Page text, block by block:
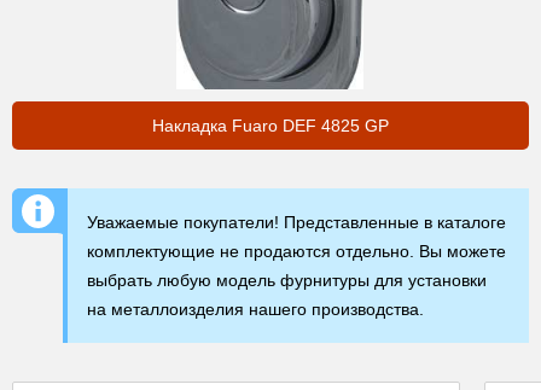
Накладка Fuaro DEF 4825 GP
Уважаемые покупатели! Представленные в каталоге
комплектующие не продаются отдельно. Вы можете
выбрать любую модель фурнитуры для установки
на металлоизделия нашего производства.